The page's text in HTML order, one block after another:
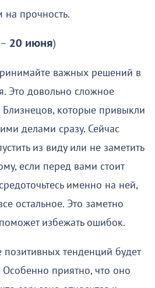
на прочность.
– 20 июня)
важных решений в
Это довольно сложное
которые привыкли
делами сразу. Сейчас
из виду или не заметить
если перед вами стоит
именно на ней,
остальное. Это заметно
избежать ошибок.
позитивных тенденций будет
приятно, что оно